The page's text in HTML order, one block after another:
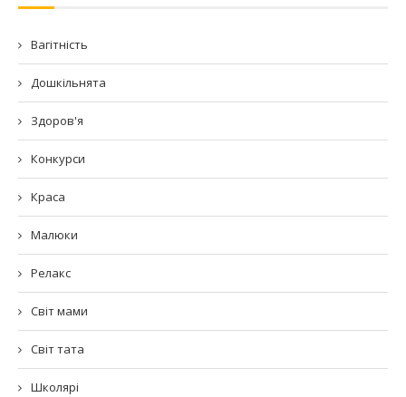
Вагітність
Дошкільнята
Здоров'я
Конкурси
Краса
Малюки
Релакс
Світ мами
Світ тата
Школярі